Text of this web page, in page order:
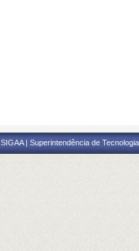
SIGAA | Superintendência de